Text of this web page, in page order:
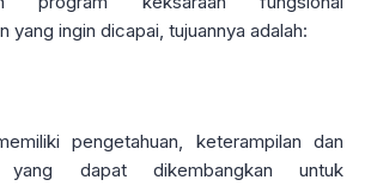
yang ingin dicapai, tujuannya adalah:
pengetahuan, keterampilan dan
dapat dikembangkan untuk